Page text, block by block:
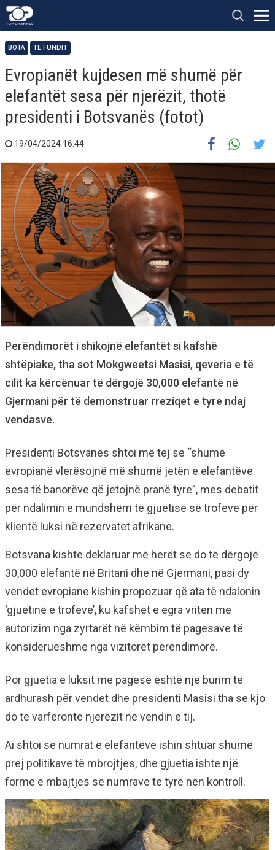
BOTA TË FUNDIT
Evropianët kujdesen më shumë për
elefantët sesa për njerëzit, thotë
presidenti i Botsvanës (fotot)
19/04/2024 16:44
Perëndimorët i shikojnë elefantët si kafshë
shtëpiake, tha sot Mokgweetsi Masisi, qeveria e të
cilit ka kërcënuar të dërgojë 30,000 elefantë në
Gjermani për të demonstruar rreziqet e tyre ndaj
vendasve.
Presidenti Botsvanës shtoi më tej se “shumë
evropianë vlerësojnë më shumë jetën e elefantëve
sesa të banorëve që jetojnë pranë tyre”, mes debatit
për ndalimin e mundshëm të gjuetisë së trofeve për
klientë luksi në rezervatet afrikane.
Botsvana kishte deklaruar më herët se do të dërgojë
30,000 elefantë në Britani dhe në Gjermani, pasi dy
vendet evropiane kishin propozuar që ata të ndalonin
‘gjuetinë e trofeve’, ku kafshët e egra vriten me
autorizim nga zyrtarët në këmbim të pagesave të
konsiderueshme nga vizitorët perëndimorë.
Por gjuetia e luksit me pagesë është një burim të
ardhurash për vendet dhe presidenti Masisi tha se kjo
do të varfëronte njerëzit në vendin e tij.
Ai shtoi se numrat e elefantëve ishin shtuar shumë
prej politikave të mbrojtjes, dhe gjuetia ishte një
formë e mbajtjes së numrave te tyre nën kontroll.